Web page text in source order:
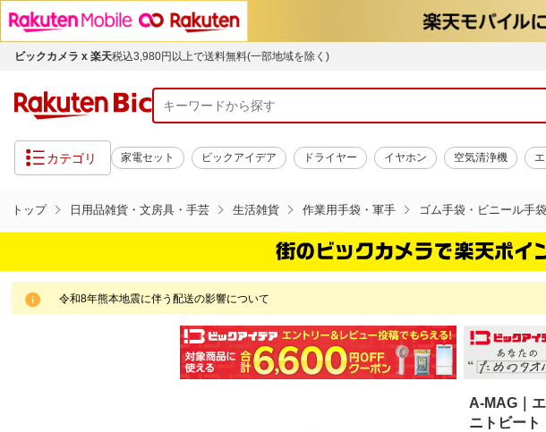
ビックカメラ x 楽天税込3,980円以上で送料無料(一部地域を除く)
カテゴリ 家電セット ビックアイデア ドライヤー イヤホン 空気清浄機
トップ 日用品雑貨・文房具・手芸 生活雑貨 作業用手袋・軍手 ゴム手袋・ビニール手袋
令和8年熊本地震に伴う配送の影響について
A-MAG｜
ニトビー